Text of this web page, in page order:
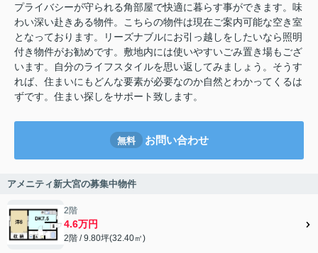
プライバシーが守られる角部屋で快適に暮らす事ができます。味
わい深い赴きある物件。こちらの物件は現在ご案内可能な空き室
となっております。リーズナブルにお引っ越しをしたいなら照明
付き物件がお勧めです。敷地内には使いやすいごみ置き場もござ
います。自分のライフスタイルを思い返してみましょう。そうす
れば、住まいにもどんな要素が必要なのか自然とわかってくるは
ずです。住まい探しをサポート致します。
無料 お問い合わせ
アメニティ新大宮の募集中物件
2階
4.6万円
2階 / 9.80坪(32.40㎡)